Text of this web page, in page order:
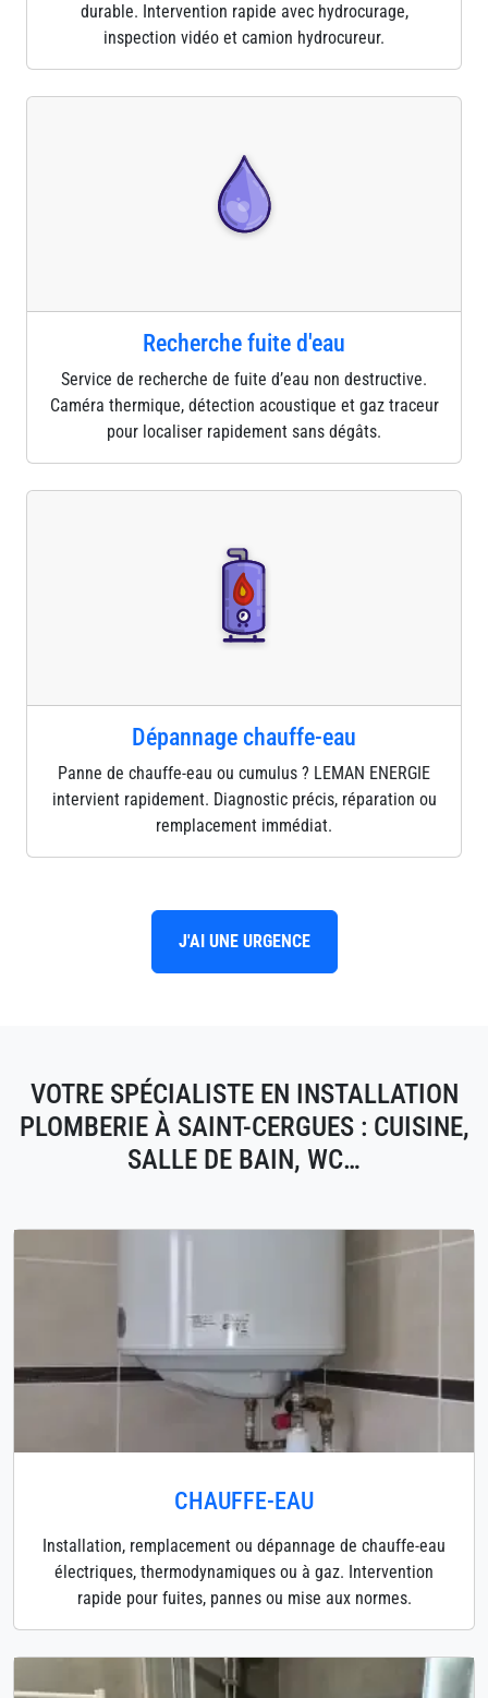
durable. Intervention rapide avec hydrocurage,
inspection vidéo et camion hydrocureur.
Recherche fuite d'eau
Service de recherche de fuite d’eau non destructive.
Caméra thermique, détection acoustique et gaz traceur
pour localiser rapidement sans dégâts.
Dépannage chauffe-eau
Panne de chauffe-eau ou cumulus ? LEMAN ENERGIE
intervient rapidement. Diagnostic précis, réparation ou
remplacement immédiat.
J'AI UNE URGENCE
VOTRE SPÉCIALISTE EN INSTALLATION
PLOMBERIE À SAINT-CERGUES : CUISINE,
SALLE DE BAIN, WC…
CHAUFFE-EAU
Installation, remplacement ou dépannage de chauffe-eau
électriques, thermodynamiques ou à gaz. Intervention
rapide pour fuites, pannes ou mise aux normes.